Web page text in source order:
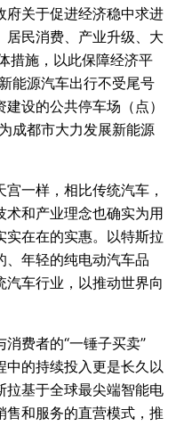
府关于促进经济稳中求进
居民消费、产业升级、大
措施，以此保障经济平
能源汽车出行不受尾号
设的公共停车场（点）
成都市大力发展新能源
一样，相比传统汽车，
术和产业理念也确实为用
实在在的实惠。以特斯拉
、年轻的纯电动汽车品
汽车行业，以推动世界向
费者的“一锤子买卖”
中的持续投入更是长久以
拉基于全球最尖端智能电
售和服务的直营模式，推